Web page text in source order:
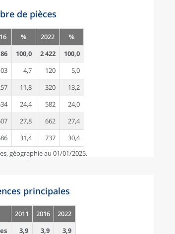
de pièces
% 2022
%
100,0 2 422
100,0
4,7 120
5,0
11,8 320
13,2
24,4 582
24,0
27,8 662
27,4
31,4 737
30,4
géographie au 01/01/2025.
principales
2011 2016
2022
3,9 3,9
3,9